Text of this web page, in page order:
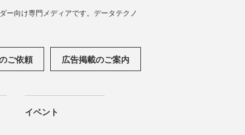
ー向け専門メディアです。データテクノ
ご依頼 広告掲載のご案内
イベント